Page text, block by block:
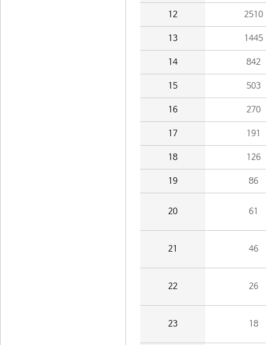
12 2510
13 1445
14 842
15 503
16 270
17 191
18 126
19 86
20 61
21 46
22 26
23 18